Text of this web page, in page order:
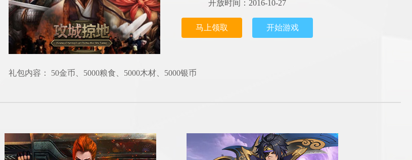
开放时间：2016-10-27
马上领取 开始游戏
礼包内容： 50金币、5000粮食、5000木材、5000银币